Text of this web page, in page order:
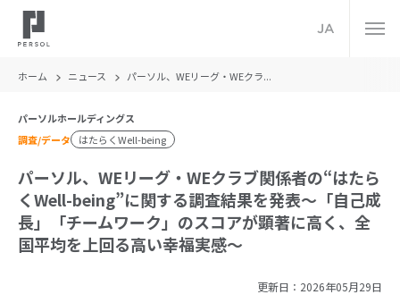
JA
ホーム ニュース パーソル、WEリーグ・WEクラ...
パーソルホールディングス
調査/データ
はたらくWell-being
パーソル、WEリーグ・WEクラブ関係者の“はたら
くWell-being”に関する調査結果を発表～「自己成
長」「チームワーク」のスコアが顕著に高く、全
国平均を上回る高い幸福実感～
更新日： 2026年05月29日